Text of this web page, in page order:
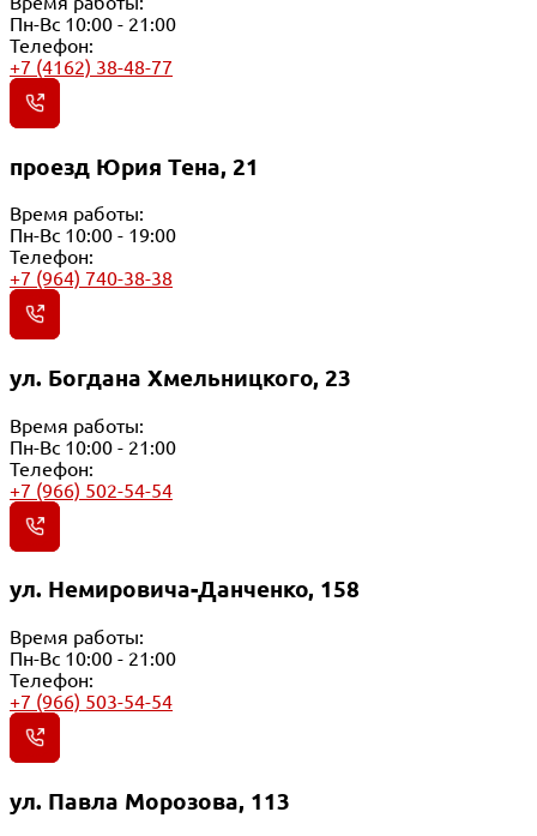
Пн-Вс 10:00 - 21:00
Телефон:
+7 (4162) 38-48-77
проезд Юрия Тена, 21
Время работы:
Пн-Вс 10:00 - 19:00
Телефон:
+7 (964) 740-38-38
ул. Богдана Хмельницкого, 23
Время работы:
Пн-Вс 10:00 - 21:00
Телефон:
+7 (966) 502-54-54
ул. Немировича-Данченко, 158
Время работы:
Пн-Вс 10:00 - 21:00
Телефон:
+7 (966) 503-54-54
ул. Павла Морозова, 113